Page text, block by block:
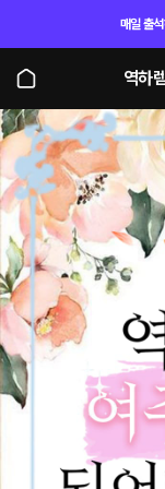
매일 출